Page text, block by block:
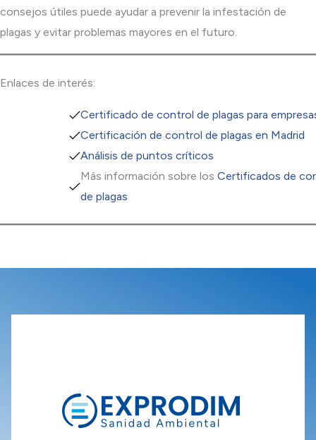
consejos útiles puede ayudar a prevenir la infestación de
plagas y evitar problemas mayores en el futuro.
Enlaces de interés:
Certificado de control de plagas para
Certificación de control de plagas en Madrid
Análisis de puntos críticos
Más información sobre los Certificados de
de plagas